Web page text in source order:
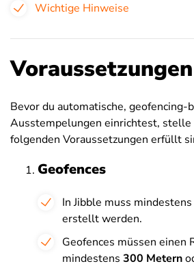
Wichtige Hinweise
Voraussetzungen
Bevor du automatische, geofencing-
Ausstempelungen einrichtest, stelle
folgenden Voraussetzungen erfüllt
Geofences
In Jibble muss
erstellt werden.
Geofences müssen einen
mindestens 300 Metern